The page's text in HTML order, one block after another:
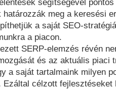
segítségével
határozzák meg a keresési
a saját SEO-
a piacon.
SERP-elemzés révén
és az aktuális piaci
a saját tartalmaink milyen
Ezáltal célzott fejlesztéseket